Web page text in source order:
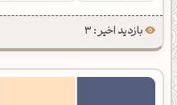
بازدید اخیر : 3